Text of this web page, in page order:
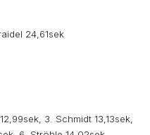
24,61sek
3. Schmidt 13,13sek,